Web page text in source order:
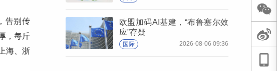
告别传
，每斤
海、浙
欧盟加码AI基建，“布鲁塞尔效
应”存疑
国际 2026-08-06 09:36